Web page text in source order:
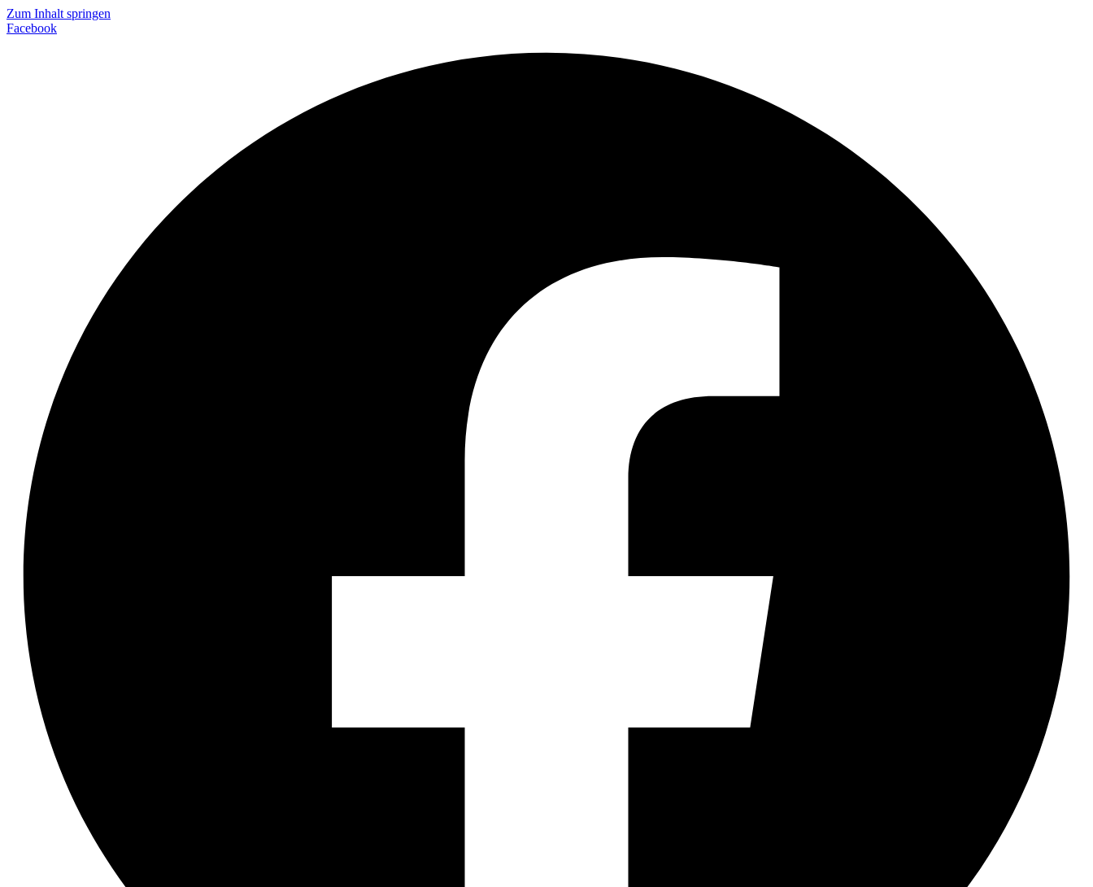
Zum Inhalt springen
Facebook